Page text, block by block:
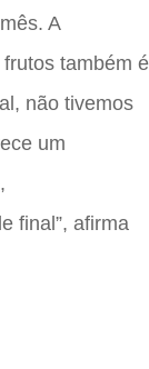
A
também é
não tivemos
um
final”, afirma